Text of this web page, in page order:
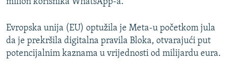
Evropska unija (EU) optužila je Meta-u početkom jula
da je prekršila digitalna pravila Bloka, otvarajući put
potencijalnim kaznama u vrijednosti od milijardu eura.